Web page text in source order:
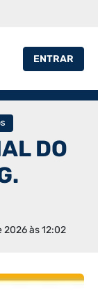
ENTRAR
DO
2026 às 12:02